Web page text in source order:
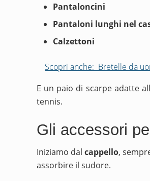
Pantaloncini
Pantaloni lunghi nel
Calzettoni
Scopri anche: Bretelle da
E un paio di scarpe adatte
tennis.
Gli accessori
Iniziamo dal cappello,
assorbire il sudore.